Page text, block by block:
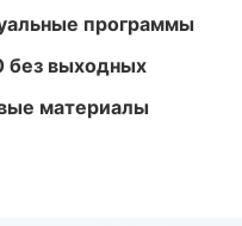
программы
без выходных
материалы